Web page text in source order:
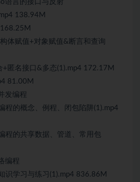
语言的接口与反射
138.94M
体赋值+对象赋值&断言和查询
+匿名接口&多态(1).mp4 172.17M
81.00M
发编程
程的概念、例程、闭包陷阱(1).mp4
程的共享数据、管道、常用包
编程
识学习与练习(1).mp4 836.86M